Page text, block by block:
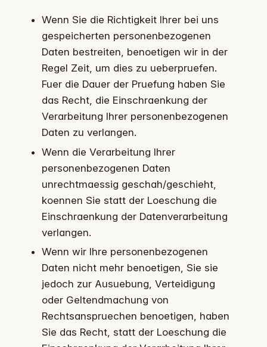
Wenn Sie die Richtigkeit Ihrer bei uns
gespeicherten personenbezogenen
Daten bestreiten, benoetigen wir in der
Regel Zeit, um dies zu ueberpruefen.
Fuer die Dauer der Pruefung haben Sie
das Recht, die Einschraenkung der
Verarbeitung Ihrer personenbezogenen
Daten zu verlangen.
Wenn die Verarbeitung Ihrer
personenbezogenen Daten
unrechtmaessig geschah/geschieht,
koennen Sie statt der Loeschung die
Einschraenkung der Datenverarbeitung
verlangen.
Wenn wir Ihre personenbezogenen
Daten nicht mehr benoetigen, Sie sie
jedoch zur Ausuebung, Verteidigung
oder Geltendmachung von
Rechtsanspruechen benoetigen, haben
Sie das Recht, statt der Loeschung die